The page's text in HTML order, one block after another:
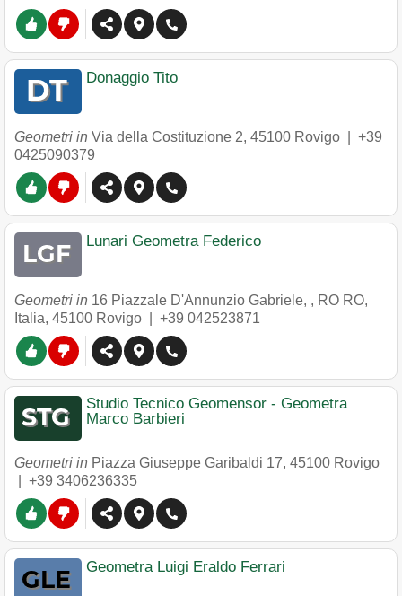
Donaggio Tito
Geometri in Via della Costituzione 2, 45100 Rovigo
+39
0425090379
Lunari Geometra Federico
Geometri in 16 Piazzale D'Annunzio Gabriele, , RO RO,
Italia, 45100 Rovigo +39 042523871
Studio Tecnico Geomensor - Geometra
Marco Barbieri
Geometri in Piazza Giuseppe Garibaldi 17, 45100 Rovigo
+39 3406236335
Geometra Luigi Eraldo Ferrari